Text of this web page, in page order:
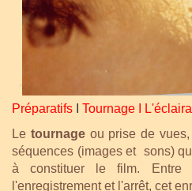
Préparatifs Tournage
Le tournageou prise de vues,
séquences (images et sons)
à constituer le film. Entre
l'enregistrement et l'arrêt, cet